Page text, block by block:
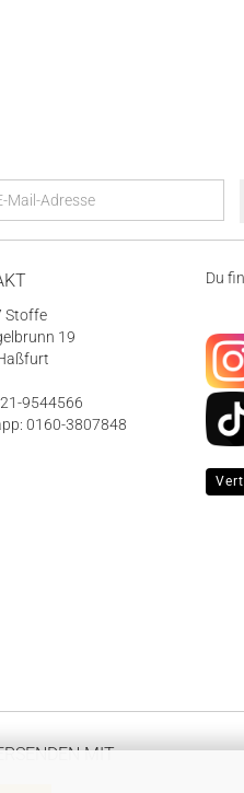
Stoffe
19
9544566
0160-3807848
Du
MIT